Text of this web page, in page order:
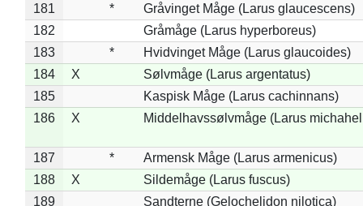
181
*
Gråvinget Måge (Larus glaucescens)
182
Gråmåge (Larus hyperboreus)
183
*
Hvidvinget Måge (Larus glaucoides)
184
X
Sølvmåge (Larus argentatus)
185
Kaspisk Måge (Larus cachinnans)
186
X Middelhavssølvmåge (Larus
187 *
Armensk Måge (Larus armenicus)
188
X
Sildemåge (Larus fuscus)
189
Sandterne (Gelochelidon nilotica)